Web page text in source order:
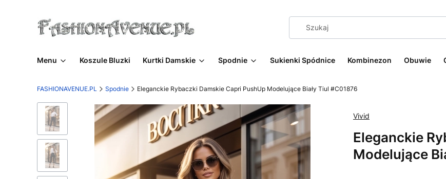
Menu Koszule Bluzki Kurtki Damskie Spodnie Sukienki Spódnice Kombinezon Obuwie
FASHIONAVENUE.PL Spodnie Eleganckie Rybaczki Damskie Capri PushUp Modelujące Biały Tiul #C01876
Vivid
Eleganckie
Modelujące